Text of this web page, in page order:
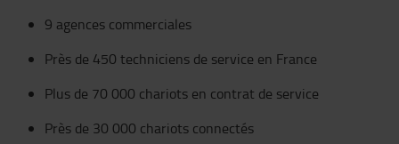
9 agences commerciales
Près de 450 techniciens de service en France
Plus de 70 000 chariots en contrat de service
Près de 30 000 chariots connectés